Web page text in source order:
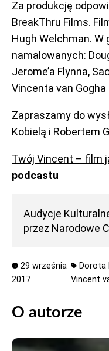
Za produkcję
BreakThru Films.
Hugh Welchman. W
namalowanych:
Jerome’a Flynna,
Vincenta van
Zapraszamy do
Kobielą i Robertem
Twój Vincent – film
podcastu
Audycje
przez Narodowe
29 września
2017
Dorota
Vincent
O autorze